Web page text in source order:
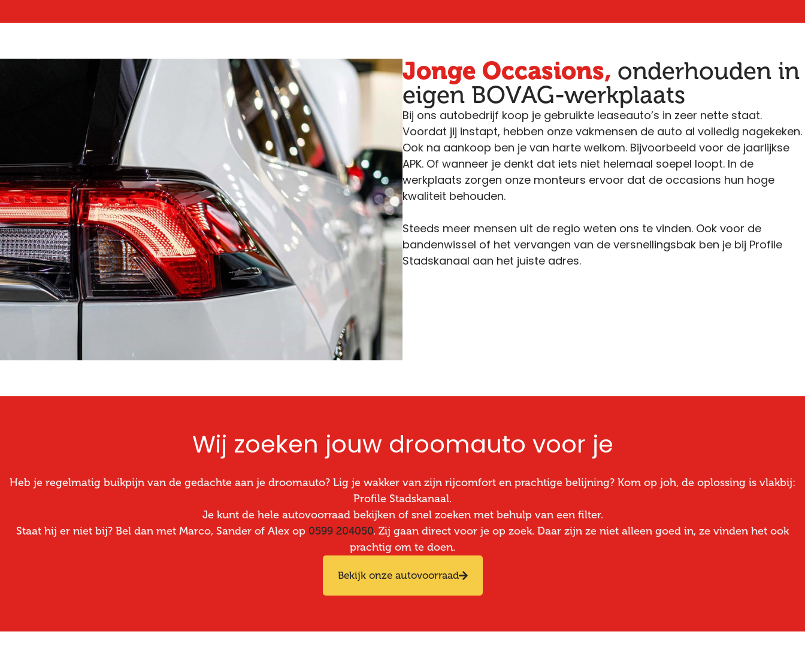
Jonge Occasions, onderhouden in
eigen BOVAG-werkplaats
Bij ons autobedrijf koop je gebruikte leaseauto’s in zeer nette staat.
Voordat jij instapt, hebben onze vakmensen de auto al volledig nagekeken.
Ook na aankoop ben je van harte welkom. Bijvoorbeeld voor de jaarlijkse
APK. Of wanneer je denkt dat iets niet helemaal soepel loopt. In de
werkplaats zorgen onze monteurs ervoor dat de occasions hun hoge
kwaliteit behouden.
Steeds meer mensen uit de regio weten ons te vinden. Ook voor de
bandenwissel of het vervangen van de versnellingsbak ben je bij Profile
Stadskanaal aan het juiste adres.
Wij zoeken jouw droomauto voor je
Heb je regelmatig buikpijn van de gedachte aan je droomauto? Lig je wakker van zijn rijcomfort en prachtige belijning? Kom op joh, de oplossing is vlakbij:
Profile Stadskanaal.
Je kunt de hele autovoorraad bekijken of snel zoeken met behulp van een filter.
Staat hij er niet bij? Bel dan met Marco, Sander of Alex op 0599 204050. Zij gaan direct voor je op zoek. Daar zijn ze niet alleen goed in, ze vinden het ook
prachtig om te doen.
Bekijk onze autovoorraad